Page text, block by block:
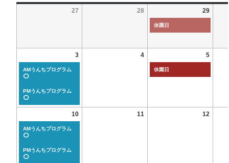
27 28 29
休園日
3
AMうんちプログラム
⭕
PMうんちプログラム
⭕
4 5
休園日
10
AMうんちプログラム
⭕
PMうんちプログラム
⭕
11 12